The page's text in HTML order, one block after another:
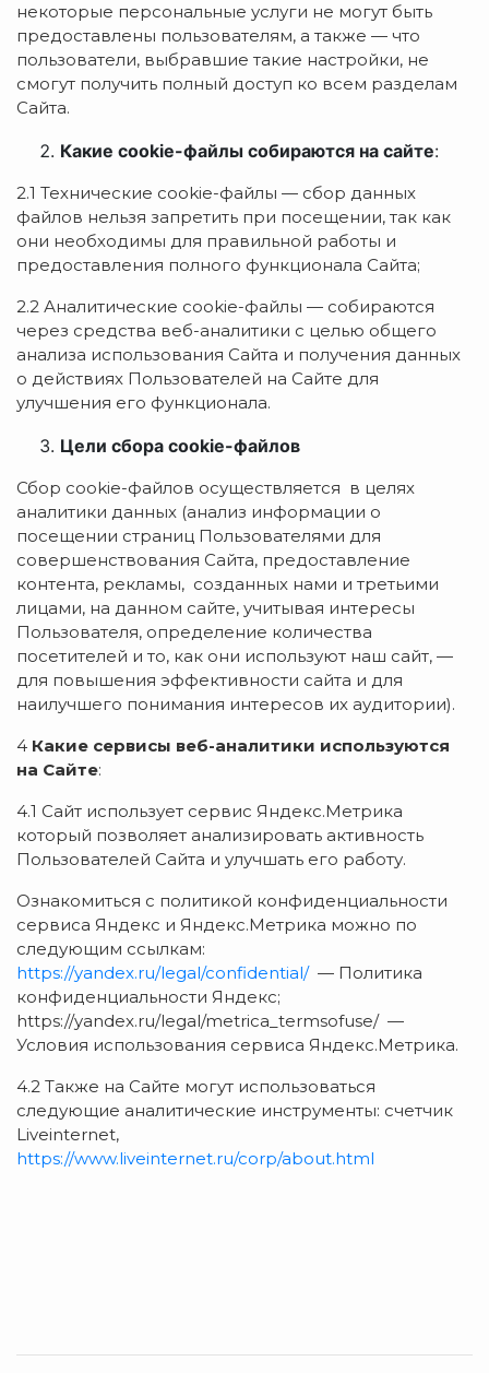
некоторые персональные услуги не могут быть
предоставлены пользователям, а также — что
пользователи, выбравшие такие настройки, не
смогут получить полный доступ ко всем разделам
Сайта.
Какие cookie-файлы собираются на сайте:
2.1 Технические сookie-файлы — сбор данных
файлов нельзя запретить при посещении, так как
они необходимы для правильной работы и
предоставления полного функционала Сайта;
2.2 Аналитические cookie-файлы — собираются
через средства веб-аналитики с целью общего
анализа использования Сайта и получения данных
о действиях Пользователей на Сайте для
улучшения его функционала.
Цели сбора cookie-файлов
Сбор cookie-файлов осуществляется в целях
аналитики данных (анализ информации о
посещении страниц Пользователями для
совершенствования Сайта, предоставление
контента, рекламы, созданных нами и третьими
лицами, на данном сайте, учитывая интересы
Пользователя, определение количества
посетителей и то, как они используют наш сайт, —
для повышения эффективности сайта и для
наилучшего понимания интересов их аудитории).
4 Какие сервисы веб-аналитики используются
на Сайте:
4.1 Сайт использует сервис Яндекс.Метрика
который позволяет анализировать активность
Пользователей Сайта и улучшать его работу.
Ознакомиться с политикой конфиденциальности
сервиса Яндекс и Яндекс.Метрика можно по
следующим ссылкам:
https://yandex.ru/legal/confidential/— Политика
конфиденциальности Яндекс;
https://yandex.ru/legal/metrica_termsofuse/ —
Условия использования сервиса Яндекс.Метрика.
4.2 Также на Сайте могут использоваться
следующие аналитические инструменты: счетчик
Liveinternet,
https://www.liveinternet.ru/corp/about.html